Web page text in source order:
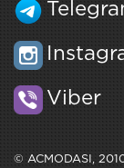
Viber
© ACMODASI,